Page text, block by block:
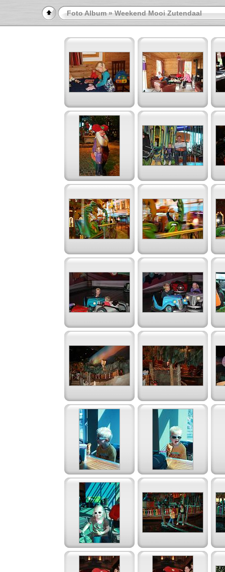
Foto Album» Weekend Mooi Zutendaal